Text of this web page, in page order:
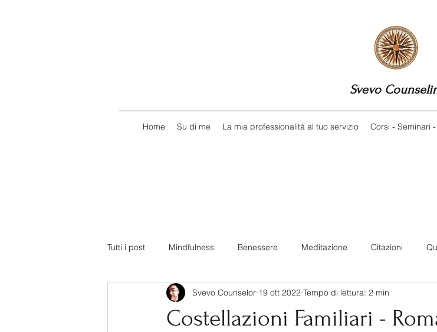
Svevo
Home Su di me La mia professionalità al tuo servizio Corsi - Seminari
Tutti i post Mindfulness Benessere Meditazione Citazioni
Scrittura Creativa Armonia del Centro onsapevolezza
Costellazioni Familiari -
Svevo Counselor 19 ott 2022 Tempo di lettura: 2 min